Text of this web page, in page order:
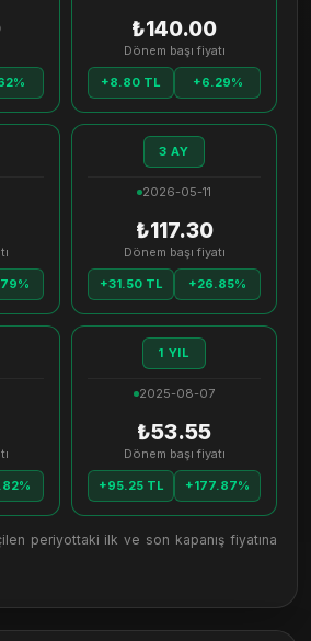
₺140.00
Dönem başı fiyatı
+8.80 TL +6.29%
3 AY
2026-05-11
₺117.30
Dönem başı fiyatı
+31.50 TL +26.85%
1 YIL
2025-08-07
₺53.55
Dönem başı fiyatı
+95.25 TL +177.87%
periyottaki ilk ve son kapanış fiyatına